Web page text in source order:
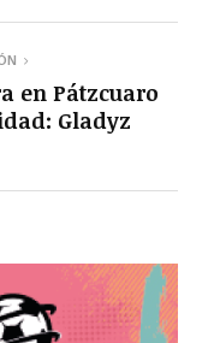
en Pátzcuaro
Gladyz